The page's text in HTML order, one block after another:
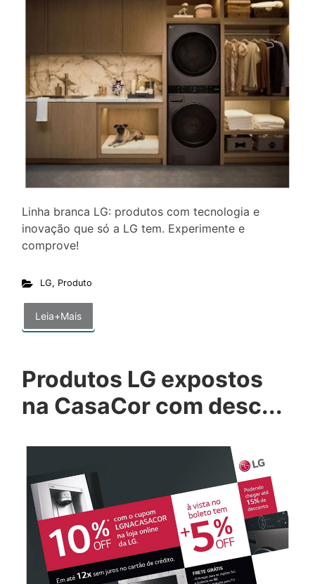
Linha branca LG: produtos com tecnologia e
inovação que só a LG tem. Experimente e
comprove!
LG, Produto
Leia+Mais
Produtos LG expostos
na CasaCor com desc...